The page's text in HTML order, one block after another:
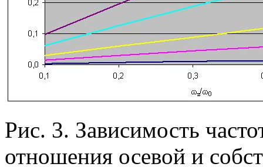
Рис. 3. Зависимость
отношения осевой и